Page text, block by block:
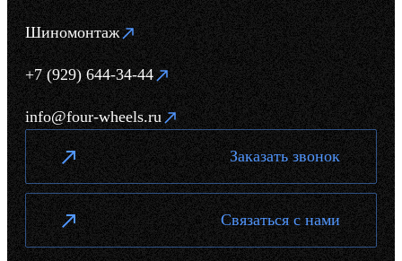
Шиномонтаж
+7 (929) 644-34-44
info@four-wheels.ru
Заказать звонок
Связаться с нами